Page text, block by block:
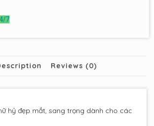
7
Reviews (0)
hỷ đẹp mắt, sang trọng dành cho các